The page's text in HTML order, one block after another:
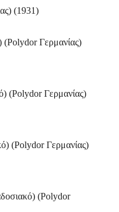
(1931)
Γερμανίας)
(Polydor Γερμανίας)
(Polydor Γερμανίας)
(Polydor